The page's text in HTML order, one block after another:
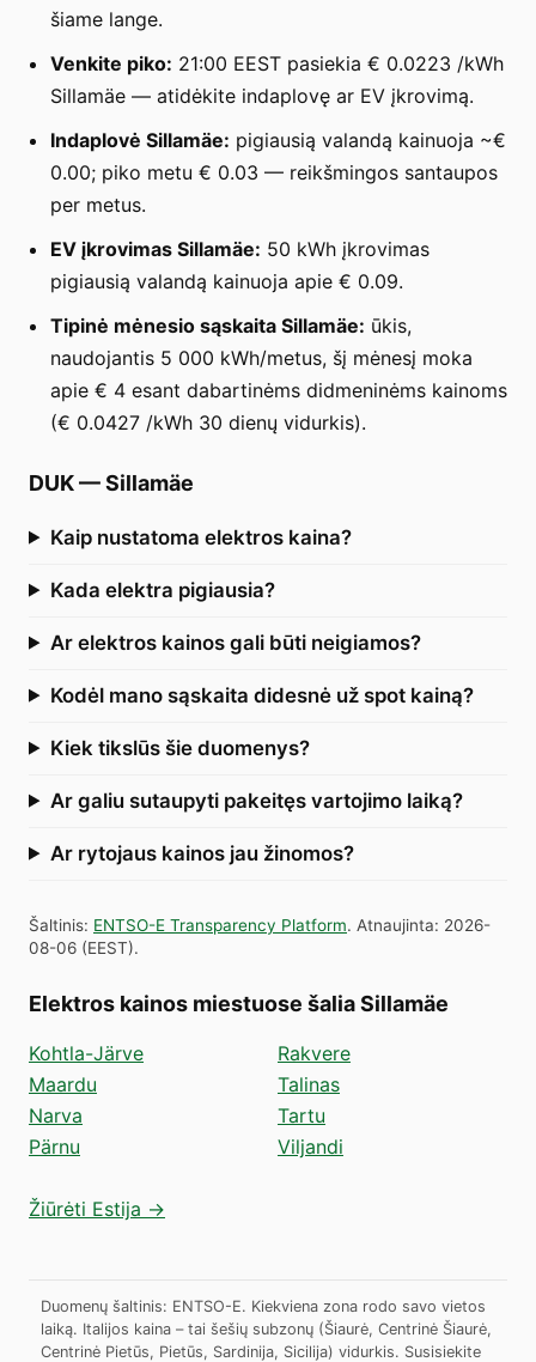
šiame lange.
Venkite piko: 21:00 EEST pasiekia € 0.0223 /kWh
Sillamäe — atidėkite indaplovę ar EV įkrovimą.
Indaplovė Sillamäe: pigiausią valandą kainuoja ~€
0.00; piko metu € 0.03 — reikšmingos santaupos
per metus.
EV įkrovimas Sillamäe: 50 kWh įkrovimas
pigiausią valandą kainuoja apie € 0.09.
Tipinė mėnesio sąskaita Sillamäe: ūkis,
naudojantis 5 000 kWh/metus, šį mėnesį moka
apie € 4 esant dabartinėms didmeninėms kainoms
(€ 0.0427 /kWh 30 dienų vidurkis).
DUK—Sillamäe
Kaip nustatoma elektros kaina?
Kada elektra pigiausia?
Ar elektros kainos gali būti neigiamos?
Kodėl mano sąskaita didesnė už spot kainą?
Kiek tikslūs šie duomenys?
Ar galiu sutaupyti pakeitęs vartojimo laiką?
Ar rytojaus kainos jau žinomos?
Šaltinis: ENTSO-E Transparency Platform. Atnaujinta: 2026-
08-06 (EEST).
Elektros kainos miestuose šalia Sillamäe
Kohtla-Järve
Maardu
Narva
Pärnu
Rakvere
Talinas
Tartu
Viljandi
Žiūrėti Estija →
Duomenų šaltinis: ENTSO-E. Kiekviena zona rodo savo vietos
laiką. Italijos kaina – tai šešių subzonų (Šiaurė, Centrinė Šiaurė,
Centrinė Pietūs, Pietūs, Sardinija, Sicilija) vidurkis. Susisiekite